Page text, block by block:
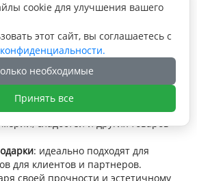
предпочтениями: нанесение
гаммы, добавление
магнитных
: для ювелирных изделий,
сладостей и других товаров
: идеально подходят для
для клиентов и партнеров.
своей прочности и эстетичному
cookie для улучшения вашего
этот сайт, вы соглашаетесь с
необходимые
Принять все